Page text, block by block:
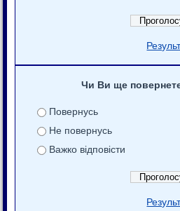
Чи Ви ще
Повернусь
Не повернусь
Важко відповісти